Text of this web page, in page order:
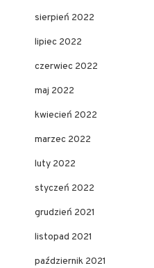
sierpień 2022
lipiec 2022
czerwiec 2022
maj 2022
kwiecień 2022
marzec 2022
luty 2022
styczeń 2022
grudzień 2021
listopad 2021
październik 2021